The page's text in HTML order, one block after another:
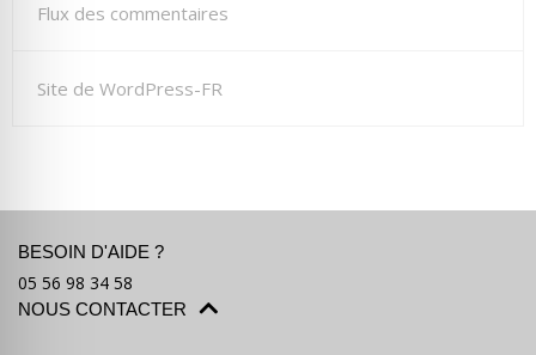
Flux des commentaires
Site de WordPress-FR
BESOIN D'AIDE ?
05 56 98 34 58
NOUS CONTACTER